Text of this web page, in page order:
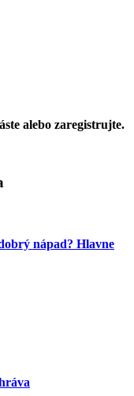
alebo zaregistrujte.
nápad? Hlavne